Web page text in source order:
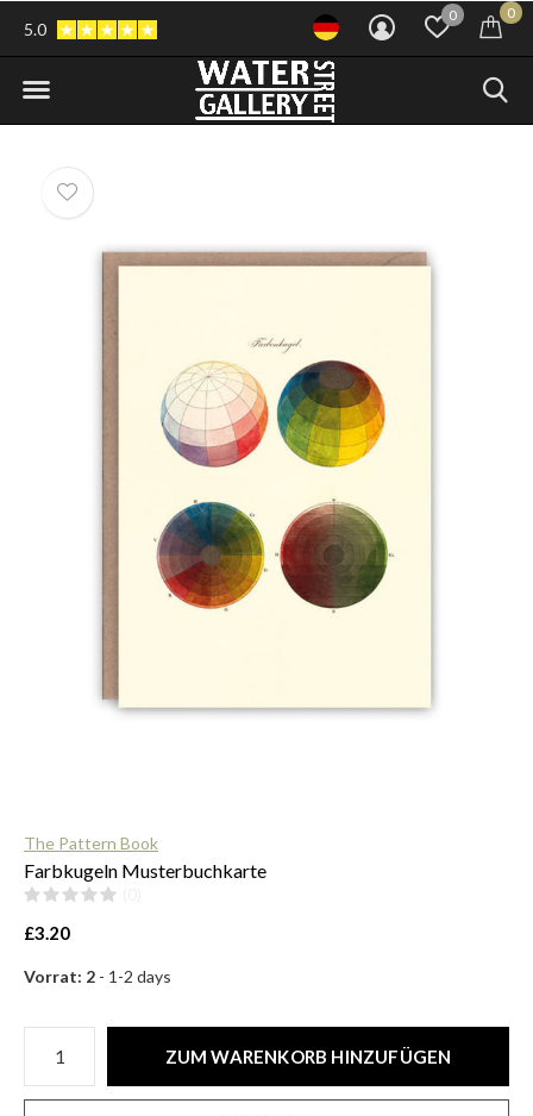
0 0
5.0
The Pattern Book
Farbkugeln Musterbuchkarte
£3.20
Vorrat: 2 - 1-2 days
ZUM WARENKORB HINZUFÜGEN